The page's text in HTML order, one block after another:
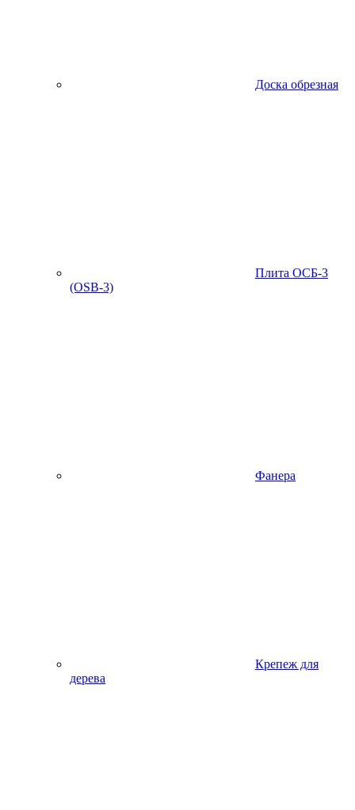
Доска обрезная
Плита ОСБ-3
(OSB-3)
Фанера
Крепеж для
дерева